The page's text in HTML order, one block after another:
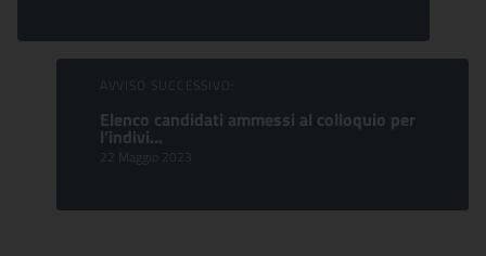
AVVISO SUCCESSIVO:
Elenco candidati ammessi al colloquio per
l’indivi...
22 Maggio 2023